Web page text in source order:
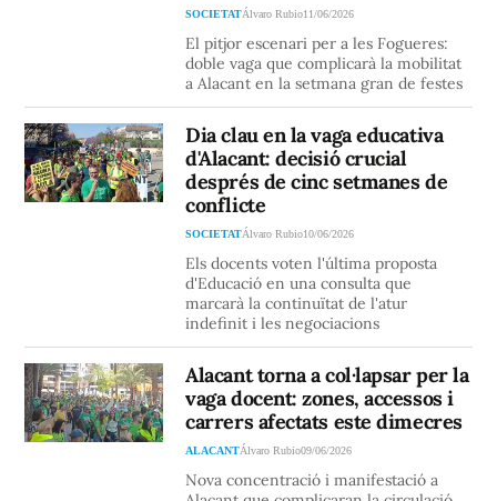
SOCIETATÁlvaro Rubio11/06/2026
El pitjor escenari per a les Fogueres:
doble vaga que complicarà la mobilitat
a Alacant en la setmana gran de festes
Dia clau en la vaga educativa
d'Alacant: decisió crucial
després de cinc setmanes de
conflicte
SOCIETATÁlvaro Rubio10/06/2026
Els docents voten l'última proposta
d'Educació en una consulta que
marcarà la continuïtat de l'atur
indefinit i les negociacions
Alacant torna a col·lapsar per la
vaga docent: zones, accessos i
carrers afectats este dimecres
ALACANTÁlvaro Rubio09/06/2026
Nova concentració i manifestació a